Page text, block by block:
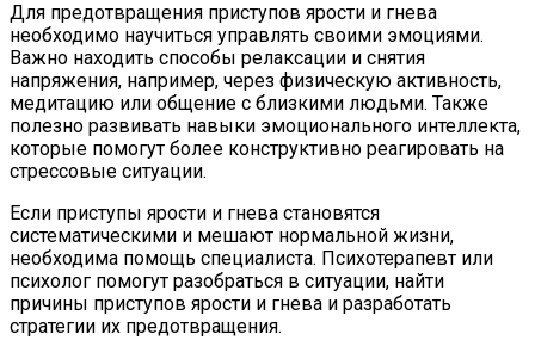
Для предотвращения приступов ярости и гнева
необходимо научиться управлять своими эмоциями.
Важно находить способы релаксации и снятия
напряжения, например, через физическую активность,
медитацию или общение с близкими людьми. Также
полезно развивать навыки эмоционального интеллекта,
которые помогут более конструктивно реагировать на
стрессовые ситуации.
Если приступы ярости и гнева становятся
систематическими и мешают нормальной жизни,
необходима помощь специалиста. Психотерапевт или
психолог помогут разобраться в ситуации, найти
причины приступов ярости и гнева и разработать
стратегии их предотвращения.